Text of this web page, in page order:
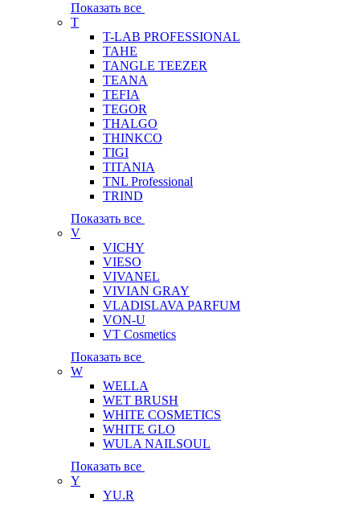
Показать все
T
T-LAB PROFESSIONAL
TAHE
TANGLE TEEZER
TEANA
TEFIA
TEGOR
THALGO
THINKCO
TIGI
TITANIA
TNL Professional
TRIND
Показать все
V
VICHY
VIESO
VIVANEL
VIVIAN GRAY
VLADISLAVA PARFUM
VON-U
VT Cosmetics
Показать все
W
WELLA
WET BRUSH
WHITE COSMETICS
WHITE GLO
WULA NAILSOUL
Показать все
Y
YU.R